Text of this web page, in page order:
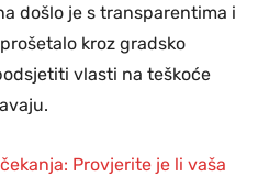
došlo je s transparentima i
kroz gradsko
vlasti na teškoće
Provjerite je li vaša